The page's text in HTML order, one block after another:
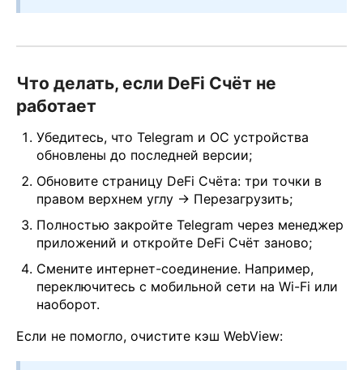
Что делать, если DeFi Счёт не
работает
Убедитесь, что Telegram и ОС устройства
обновлены до последней версии;
Обновите страницу DeFi Счёта: три точки в
правом верхнем углу → Перезагрузить;
Полностью закройте Telegram через менеджер
приложений и откройте DeFi Счёт заново;
Смените интернет-соединение. Например,
переключитесь с мобильной сети на Wi-Fi или
наоборот.
Если не помогло, очистите кэш WebView: